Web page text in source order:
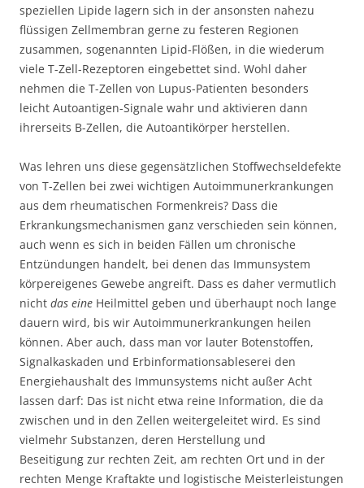
speziellen Lipide lagern sich in der ansonsten nahezu
flüssigen Zellmembran gerne zu festeren Regionen
zusammen, sogenannten Lipid-Flößen, in die wiederum
viele T-Zell-Rezeptoren eingebettet sind. Wohl daher
nehmen die T-Zellen von Lupus-Patienten besonders
leicht Autoantigen-Signale wahr und aktivieren dann
ihrerseits B-Zellen, die Autoantikörper herstellen.
Was lehren uns diese gegensätzlichen Stoffwechseldefekte
von T-Zellen bei zwei wichtigen Autoimmunerkrankungen
aus dem rheumatischen Formenkreis? Dass die
Erkrankungsmechanismen ganz verschieden sein können,
auch wenn es sich in beiden Fällen um chronische
Entzündungen handelt, bei denen das Immunsystem
körpereigenes Gewebe angreift. Dass es daher vermutlich
nicht das eine Heilmittel geben und überhaupt noch lange
dauern wird, bis wir Autoimmunerkrankungen heilen
können. Aber auch, dass man vor lauter Botenstoffen,
Signalkaskaden und Erbinformationsableserei den
Energiehaushalt des Immunsystems nicht außer Acht
lassen darf: Das ist nicht etwa reine Information, die da
zwischen und in den Zellen weitergeleitet wird. Es sind
vielmehr Substanzen, deren Herstellung und
Beseitigung zur rechten Zeit, am rechten Ort und in der
rechten Menge Kraftakte und logistische Meisterleistungen